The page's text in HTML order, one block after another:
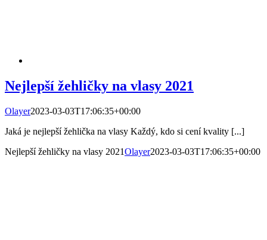
Nejlepší žehličky na vlasy 2021
Olayer2023-03-03T17:06:35+00:00
Jaká je nejlepší žehlička na vlasy Každý, kdo si cení kvality [...]
Nejlepší žehličky na vlasy 2021Olayer2023-03-03T17:06:35+00:00